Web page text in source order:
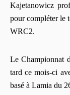
Kajetanowicz
pour compléter le
WRC2.
Le Championnat
tard ce mois-ci
basé à Lamia du